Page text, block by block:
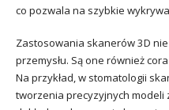
co pozwala na szybkie
Zastosowania skanerów 3D
przemysłu. Są one również
Na przykład, w stomatologii
tworzenia precyzyjnych modeli